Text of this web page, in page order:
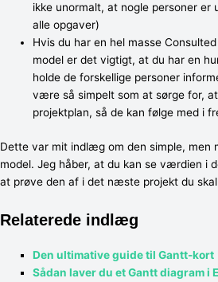
ikke unormalt, at nogle personer
alle opgaver)
Hvis du har en hel masse
model er det vigtigt, at du har en
holde de forskellige personer
være så simpelt som at sørge for,
projektplan, så de kan følge med i
Dette var mit indlæg om den simple, men
model. Jeg håber, at du kan se værdien i
at prøve den af i det næste projekt du skal
Relaterede indlæg
Den ultimative guide til Gantt-kort
Sådan laver du et Gantt diagram i